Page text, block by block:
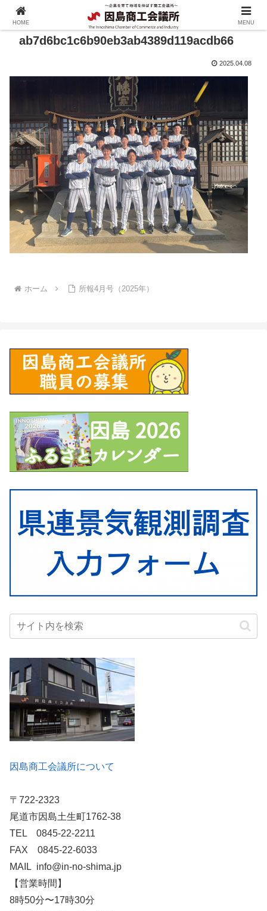
ab7d6bc1c6b90eb3ab4389d119acdb66
2025.04.08
ホーム 所報4月号（2025年）
因島商工会議所について
〒722-2323
尾道市因島土生町1762-38
TEL 0845-22-2211
FAX 0845-22-6033
MAIL info@in-no-shima.jp
【営業時間】
8時50分〜17時30分
HOME MENU